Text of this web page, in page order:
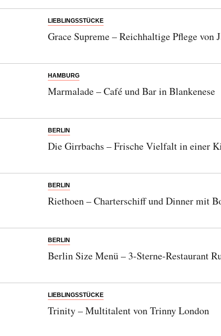
LIEBLINGSSTÜCKE
Grace Supreme – Reichhaltige Pflege von
HAMBURG
Marmalade – Café und Bar in Blankenese
BERLIN
Die Girrbachs – Frische Vielfalt in einer
BERLIN
Riethoen – Charterschiff und Dinner mit
BERLIN
Berlin Size Menü – 3-Sterne-Restaurant
LIEBLINGSSTÜCKE
Trinity – Multitalent von Trinny London